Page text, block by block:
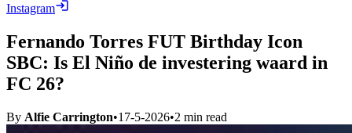
Instagram
Fernando Torres FUT Birthday Icon
SBC: Is El Niño de investering waard in
FC 26?
By Alfie Carrington•17-5-2026•2 min read